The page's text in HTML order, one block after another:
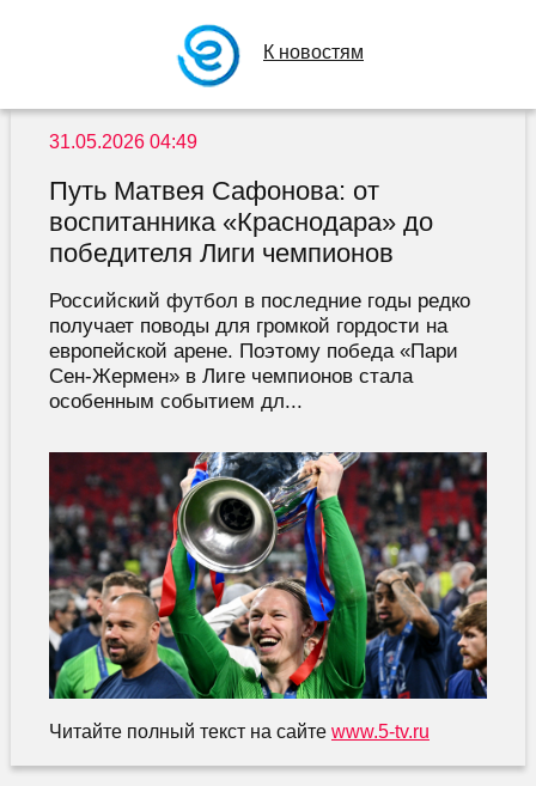
К новостям
31.05.2026 04:49
Путь Матвея Сафонова: от
воспитанника «Краснодара» до
победителя Лиги чемпионов
Российский футбол в последние годы редко
получает поводы для громкой гордости на
европейской арене. Поэтому победа «Пари
Сен-Жермен» в Лиге чемпионов стала
особенным событием дл...
Читайте полный текст на сайте www.5-tv.ru